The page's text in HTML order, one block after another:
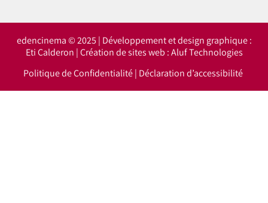
Politique de Confidentialité| Déclaration d’accessibilité
edencinema © 2025 | Développement et design graphique :
Eti Calderon | Création de sites web :Aluf Technologies